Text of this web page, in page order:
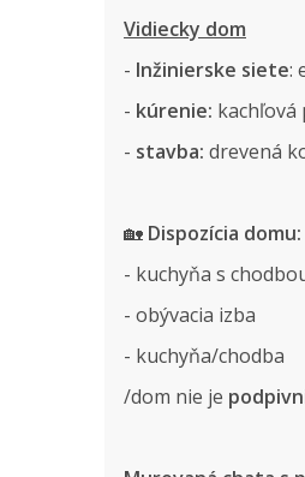
Vidiecky dom
- Inžinierske siete:
- kúrenie: kachľová
- stavba: drevená
🏡 Dispozícia domu:
- kuchyňa s
- obývacia izba
- kuchyňa/chodba
/dom nie je